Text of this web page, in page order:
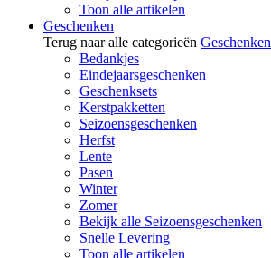
Toon alle artikelen
Geschenken
Terug naar alle categorieën Geschenken
Bedankjes
Eindejaarsgeschenken
Geschenksets
Kerstpakketten
Seizoensgeschenken
Herfst
Lente
Pasen
Winter
Zomer
Bekijk alle Seizoensgeschenken
Snelle Levering
Toon alle artikelen